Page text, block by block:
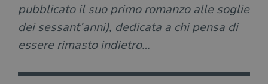
pubblicato il suo primo romanzo alle soglie
dei sessant’anni), dedicata a chi pensa di
essere rimasto indietro…